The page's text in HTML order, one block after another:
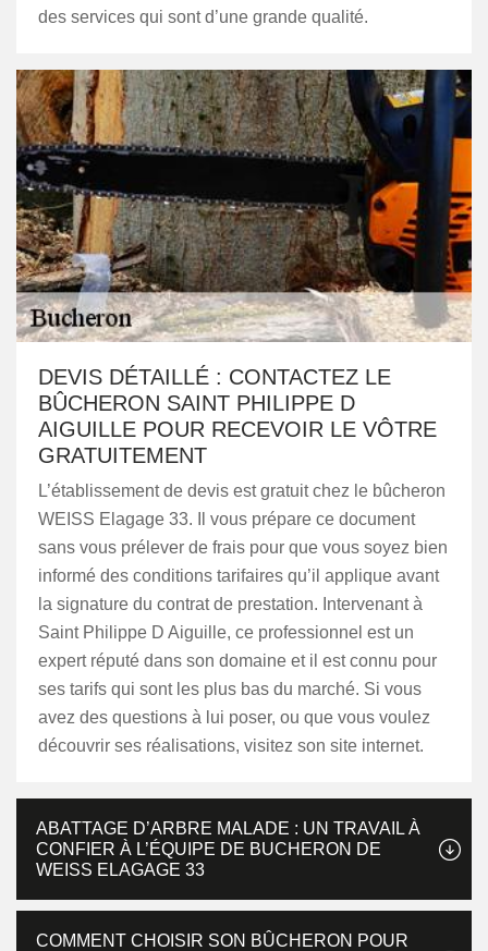
des services qui sont d’une grande qualité.
DEVIS DÉTAILLÉ : CONTACTEZ LE
BÛCHERON SAINT PHILIPPE D
AIGUILLE POUR RECEVOIR LE VÔTRE
GRATUITEMENT
L’établissement de devis est gratuit chez le bûcheron
WEISS Elagage 33. Il vous prépare ce document
sans vous prélever de frais pour que vous soyez bien
informé des conditions tarifaires qu’il applique avant
la signature du contrat de prestation. Intervenant à
Saint Philippe D Aiguille, ce professionnel est un
expert réputé dans son domaine et il est connu pour
ses tarifs qui sont les plus bas du marché. Si vous
avez des questions à lui poser, ou que vous voulez
découvrir ses réalisations, visitez son site internet.
ABATTAGE D’ARBRE MALADE : UN TRAVAIL À
CONFIER À L’ÉQUIPE DE BUCHERON DE
WEISS ELAGAGE 33
COMMENT CHOISIR SON BÛCHERON POUR